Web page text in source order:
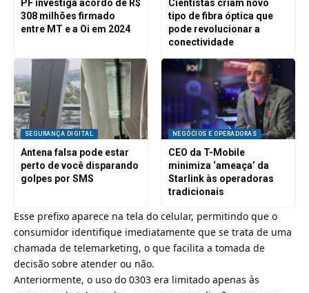
PF investiga acordo de R$
308 milhões firmado
entre MT e a Oi em 2024
Cientistas criam novo
tipo de fibra óptica que
pode revolucionar a
conectividade
SEGURANÇA DIGITAL
Antena falsa pode estar
perto de você disparando
golpes por SMS
NEGÓCIOS E OPERADORAS
CEO da T-Mobile
minimiza ‘ameaça’ da
Starlink às operadoras
tradicionais
Esse prefixo aparece na tela do celular, permitindo que o
consumidor identifique imediatamente que se trata de uma
chamada de telemarketing, o que facilita a tomada de
decisão sobre atender ou não.
Anteriormente, o uso do 0303 era limitado apenas às